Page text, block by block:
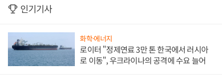
인기기사
화학·에너지
로이터 "정제연료 3만 톤 한국에서 러시아
로 이동", 우크라이나의 공격에 수요 늘어